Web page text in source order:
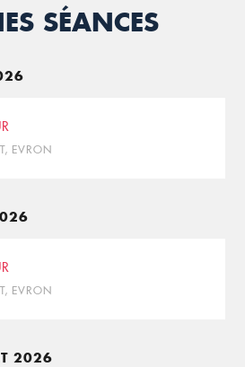
SÉANCES
EVRON
EVRON
2026